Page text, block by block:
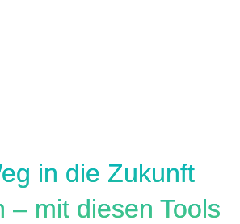
in die Zukunft
– mit diesen Tools